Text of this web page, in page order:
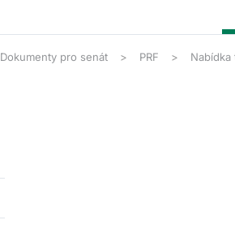
Dokumenty pro senát PRF